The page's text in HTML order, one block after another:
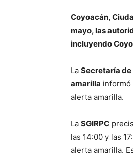
Coyoacán,
mayo, las
incluyendo
La Secretaría de
amarilla informó
alerta amarilla.
La SGIRPC
las 14:00 y las
alerta amarilla.